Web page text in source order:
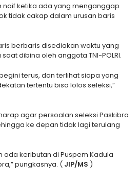
naif ketika ada yang menganggap
tidak cakap dalam urusan baris
berbaris disediakan waktu yang
dibina oleh anggota TNI-POLRI.
terus, dan terlihat siapa yang
tertentu bisa lolos seleksi,”
agar persoalan seleksi Paskibra
ke depan tidak lagi terulang
ada keributan di Puspem Kadula
pungkasnya. ( JIP/MS )